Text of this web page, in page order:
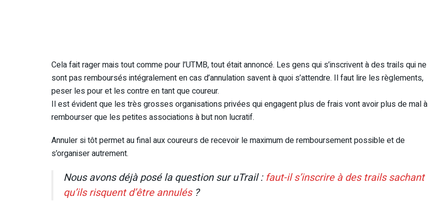
Cela fait rager mais tout comme pour l’UTMB, tout était annoncé. Les gens qui s’inscrivent à des trails qui ne
sont pas remboursés intégralement en cas d’annulation savent à quoi s’attendre. Il faut lire les règlements,
peser les pour et les contre en tant que coureur.
Il est évident que les très grosses organisations privées qui engagent plus de frais vont avoir plus de mal à
rembourser que les petites associations à but non lucratif.
Annuler si tôt permet au final aux coureurs de recevoir le maximum de remboursement possible et de
s’organiser autrement.
Nous avons déjà posé la question sur uTrail : faut-il s’inscrire à des trails sachant
qu’ils risquent d’être annulés?